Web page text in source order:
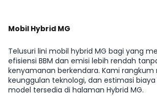
Mobil Hybrid MG
Telusuri lini mobil hybrid MG bagi yang
efisiensi BBM dan emisi lebih rendah
kenyamanan berkendara. Kami rangkum
keunggulan teknologi, dan estimasi
model tersedia di halaman Hybrid MG.